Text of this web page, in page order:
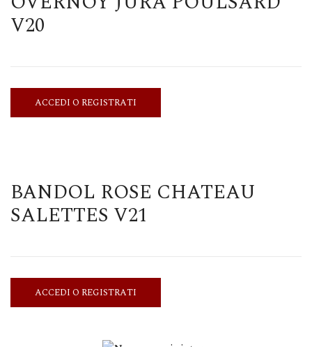
V20
ACCEDI O REGISTRATI
BANDOL ROSE CHATEAU
SALETTES V21
ACCEDI O REGISTRATI